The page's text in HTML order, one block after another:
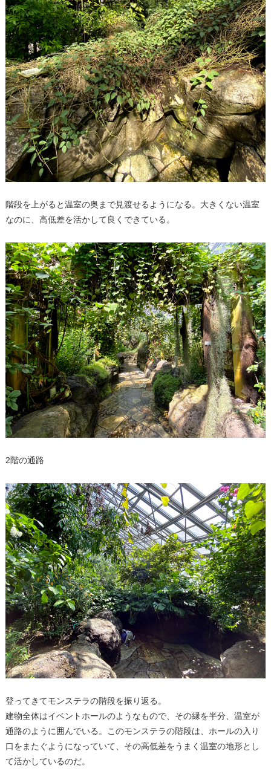
階段を上がると温室の奥まで見渡せるようになる。大きくない温室
なのに、高低差を活かして良くできている。
2階の通路
登ってきてモンステラの階段を振り返る。
建物全体はイベントホールのようなもので、その縁を半分、温室が
通路のように囲んでいる。このモンステラの階段は、ホールの入り
口をまたぐようになっていて、その高低差をうまく温室の地形とし
て活かしているのだ。